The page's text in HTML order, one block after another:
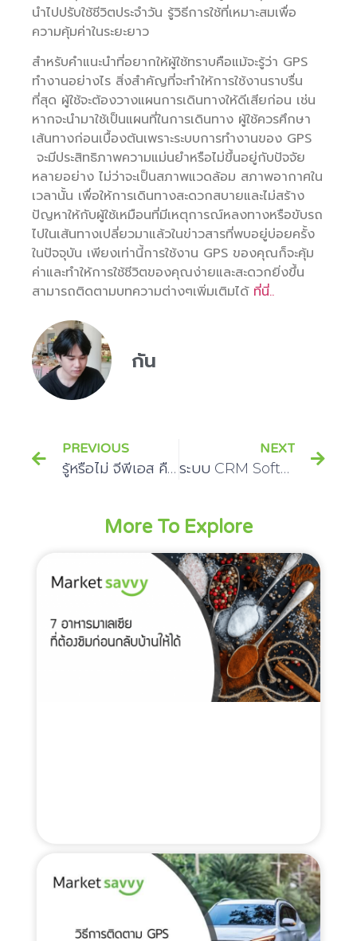
นำไปปรับใช้ชีวิตประจำวัน รู้วิธีการใช้ที่เหมาะสมเพื่อ
ความคุ้มค่าในระยะยาว
สำหรับคำแนะนำที่อยากให้ผู้ใช้ทราบคือแม้จะรู้ว่า GPS
ทำงานอย่างไร สิ่งสำคัญที่จะทำให้การใช้งานราบรื่น
ที่สุด ผู้ใช้จะต้องวางแผนการเดินทางให้ดีเสียก่อน เช่น
หากจะนำมาใช้เป็นแผนที่ในการเดินทาง ผู้ใช้ควรศึกษา
เส้นทางก่อนเบื้องต้นเพราะระบบการทำงานของ GPS
จะมีประสิทธิภาพความแม่นยำหรือไม่ขึ้นอยู่กับปัจจัย
หลายอย่าง ไม่ว่าจะเป็นสภาพแวดล้อม สภาพอากาศใน
เวลานั้น เพื่อให้การเดินทางสะดวกสบายและไม่สร้าง
ปัญหาให้กับผู้ใช้เหมือนที่มีเหตุการณ์หลงทางหรือขับรถ
ไปในเส้นทางเปลี่ยวมาแล้วในข่าวสารที่พบอยู่บ่อยครั้ง
ในปัจจุบัน เพียงเท่านี้การใช้งาน GPS ของคุณก็จะคุ้ม
ค่าและทำให้การใช้ชีวิตของคุณง่ายและสะดวกยิ่งขึ้น
สามารถติดตามบทความต่างๆเพิ่มเติมได้ ที่นี่..
กัน
PREVIOUS
รู้หรือไม่ จีพีเอส คืออะไร มีประเภท?
NEXT
ระบบ CRM Software คืออะไร และมีประโยชน์ในธุรกิจอย่างไร
More To Explore